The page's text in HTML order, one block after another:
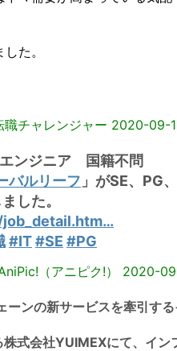
た。
チャレンジャー 2020-09-
ンジニア 国籍不問
バルリーフ 」がSE、PG
した。
#IT#SE #PG
（アニピク!） 2020-
ーンの新サービスを牽引す
式会社YUIMEXにて、イン